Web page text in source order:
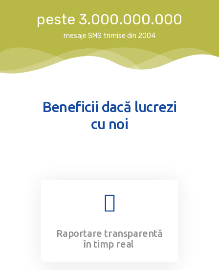
peste 3.000.000.000
mesaje SMS trimise din 2004
Beneficii dacă lucrezi
cu noi
Raportare transparentă
în timp real ​